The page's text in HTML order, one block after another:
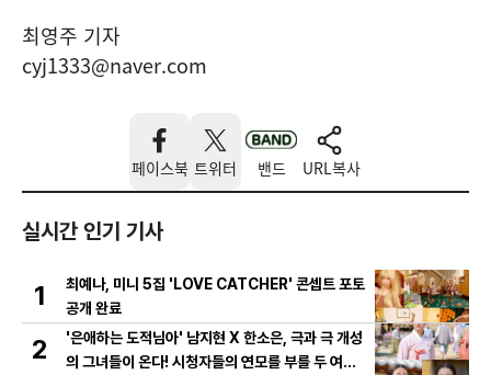
최영주 기자
cyj1333@naver.com
페이스북 트위터 밴드 URL복사
실시간 인기 기사
1
최예나, 미니 5집 'LOVE CATCHER' 콘셉트 포토
공개 완료
2
'은애하는 도적님아' 남지현 X 한소은, 극과 극 개성
의 그녀들이 온다! 시청자들의 연모를 부를 두 여인